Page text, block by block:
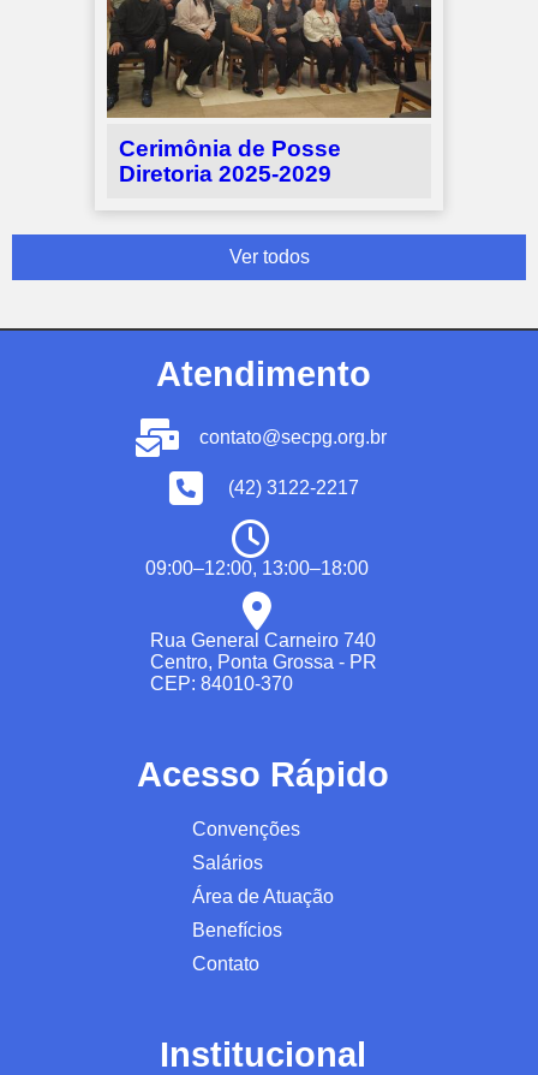
Cerimônia de Posse
Diretoria 2025-2029
Ver todos
Atendimento
contato@secpg.org.br
(42) 3122-2217
09:00–12:00, 13:00–18:00
Rua General Carneiro 740
Centro, Ponta Grossa - PR
CEP: 84010-370
Acesso Rápido
Convenções
Salários
Área de Atuação
Benefícios
Contato
Institucional